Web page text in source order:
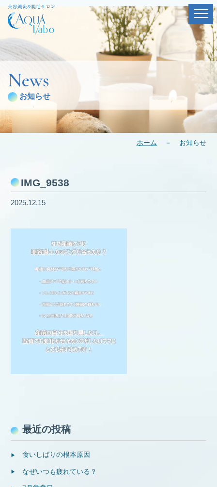
News
お知らせ
ホーム － お知らせ
IMG_9538
2025.12.15
最近の投稿
食いしばりの根本原因
なぜいつも疲れている？